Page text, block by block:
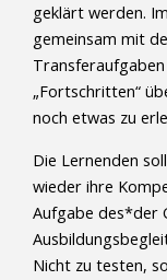
geklärt werden.
gemeinsam mit
„Fortschritten“
noch etwas zu
Die Lernenden
wieder ihre
Aufgabe des*der
Nicht zu testen,